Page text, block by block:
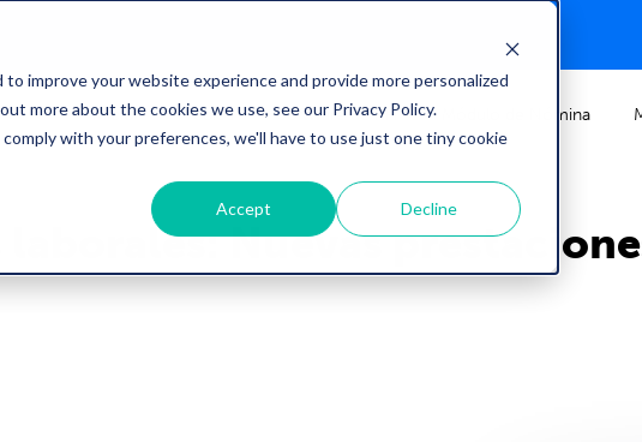
improve your website experience and provide more personalized
more about the cookies we use, see our Privacy Policy.
with your preferences, we'll have to use just one tiny cookie
Accept Decline
Inicio Precios Software de RH Módulo de Nómina
Nuevas